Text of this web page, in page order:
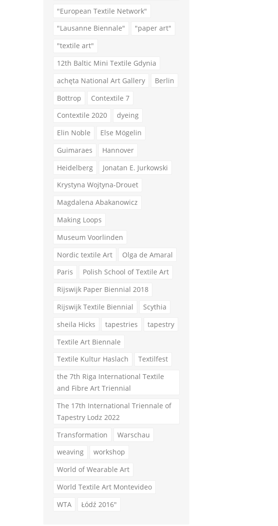
"European Textile Network"
"Lausanne Biennale"
"paper art"
"textile art"
12th Baltic Mini Textile Gdynia
achęta National Art Gallery
Berlin
Bottrop
Contextile 7
Contextile 2020
dyeing
Elin Noble
Else Mögelin
Guimaraes
Hannover
Heidelberg
Jonatan E. Jurkowski
Krystyna Wojtyna-Drouet
Magdalena Abakanowicz
Making Loops
Museum Voorlinden
Nordic textile Art
Olga de Amaral
Paris
Polish School of Textile Art
Rijswijk Paper Biennial 2018
Rijswijk Textile Biennial
Scythia
sheila Hicks
tapestries
tapestry
Textile Art Biennale
Textile Kultur Haslach
Textilfest
the 7th Riga International Textile
and Fibre Art Triennial
The 17th International Triennale of
Tapestry Lodz 2022
Transformation
Warschau
weaving
workshop
World of Wearable Art
World Textile Art Montevideo
WTA
Łódź 2016"